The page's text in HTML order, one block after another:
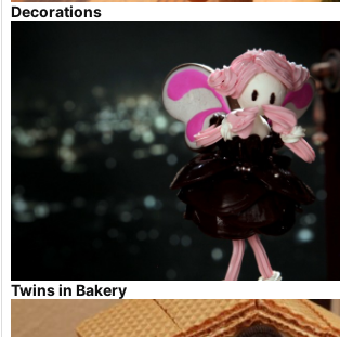
Decorations
Twins in Bakery